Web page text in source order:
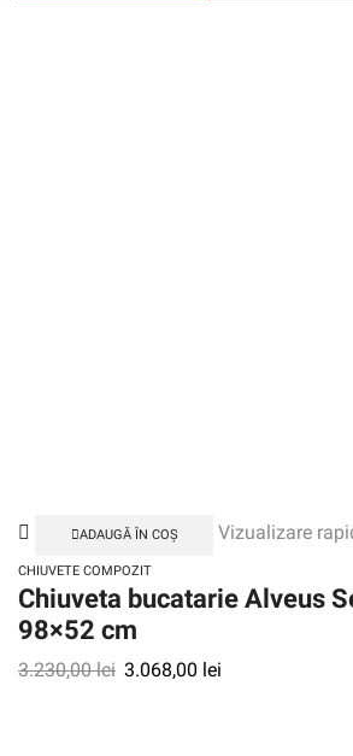
ADAUGĂ ÎN COȘ Vizualizare
CHIUVETE COMPOZIT
Chiuveta bucatarie Alveus
98×52 cm
3.230,00lei 3.068,00 lei